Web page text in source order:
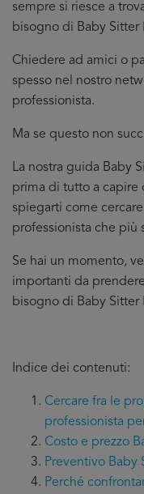
sempre si riesce a
bisogno di Baby Sitter
Chiedere ad amici o
spesso nel nostro
professionista.
Ma se questo non
La nostra guida Baby
prima di tutto a capire
spiegarti come
professionista che più
Se hai un momento,
importanti da
bisogno di Baby Sitter
Indice dei contenuti:
Cercare fra le
professionista
Costo e prezzo
Preventivo Baby
Perché